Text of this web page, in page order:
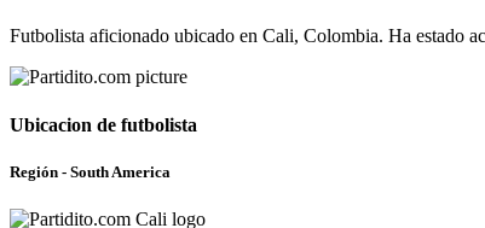
Futbolista aficionado ubicado en Cali, Colombia. Ha estado
Ubicacion de futbolista
Región - South America